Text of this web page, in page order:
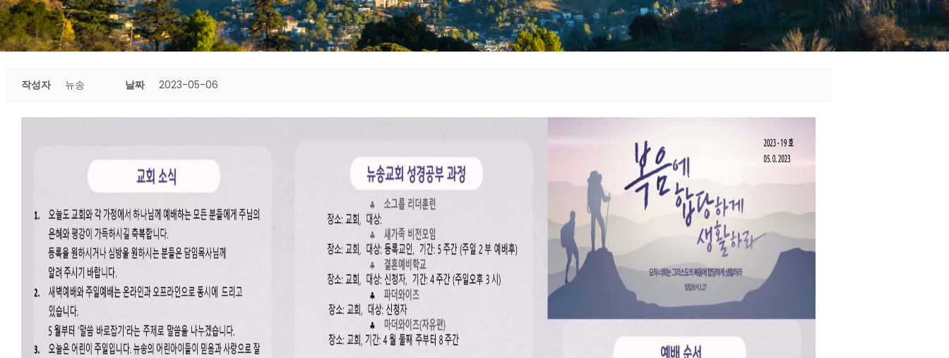
작성자 뉴송 날짜 2023-05-06